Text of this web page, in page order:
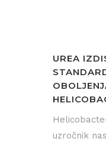
UREA
uzročnik